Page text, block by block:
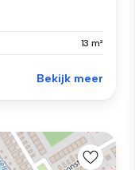
13 m²
Bekijk meer